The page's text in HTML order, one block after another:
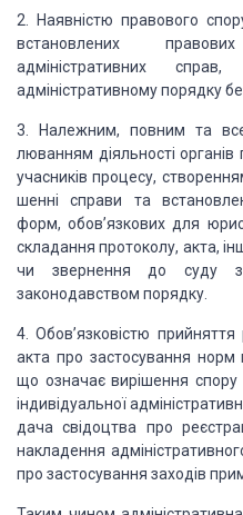
2. Наявністю правового
встановлених
адміністративних
адміністративному порядку
3. Належним, повним та
люванням діяльності органів
учасників процесу,
шенні справи та
форм, обов’язкових для
складан­ня протоколу, акта,
чи звер­нення до суду з
законодавством по­рядку.
4. Обов’язковістю прийняття
акта про застосування норм
що означає вирішення
індивідуальної
дача свідоцтва про
накладення
про застосування заходів